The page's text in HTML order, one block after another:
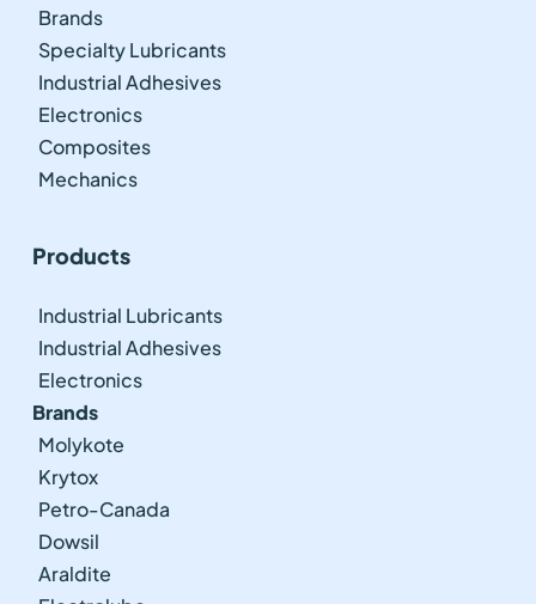
Brands
Specialty Lubricants
Industrial Adhesives
Electronics
Composites
Mechanics
Products
Industrial Lubricants
Industrial Adhesives
Electronics
Brands
Molykote
Krytox
Petro-Canada
Dowsil
Araldite